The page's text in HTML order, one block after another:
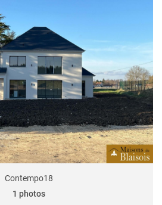
Contempo18
1 photos